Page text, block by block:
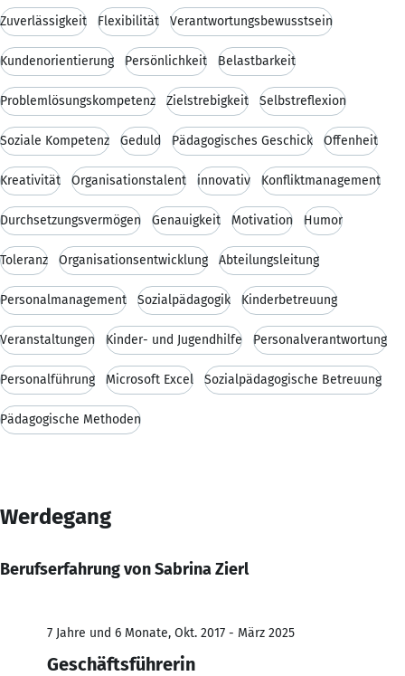
Zuverlässigkeit Flexibilität Verantwortungsbewusstsein
Kundenorientierung Persönlichkeit Belastbarkeit
Problemlösungskompetenz Zielstrebigkeit Selbstreflexion
Soziale Kompetenz Geduld Pädagogisches Geschick Offenheit
Kreativität Organisationstalent innovativ Konfliktmanagement
Durchsetzungsvermögen Genauigkeit Motivation Humor
Toleranz Organisationsentwicklung Abteilungsleitung
Personalmanagement Sozialpädagogik Kinderbetreuung
Veranstaltungen Kinder- und Jugendhilfe Personalverantwortung
Personalführung Microsoft Excel Sozialpädagogische Betreuung
Pädagogische Methoden
Werdegang
Berufserfahrung von Sabrina Zierl
7 Jahre und 6 Monate, Okt. 2017 - März 2025
Geschäftsführerin